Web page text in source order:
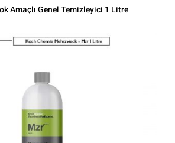
Ürünler,Tüm Ürünler
Amaçlı Genel Temizleyici 1 Litre